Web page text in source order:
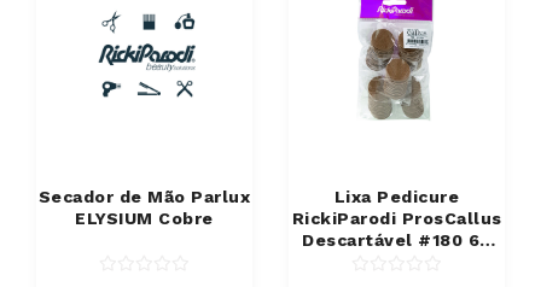
Secador de Mão Parlux
ELYSIUM Cobre
Lixa Pedicure
RickiParodi ProsCallus
Descartável #180 60